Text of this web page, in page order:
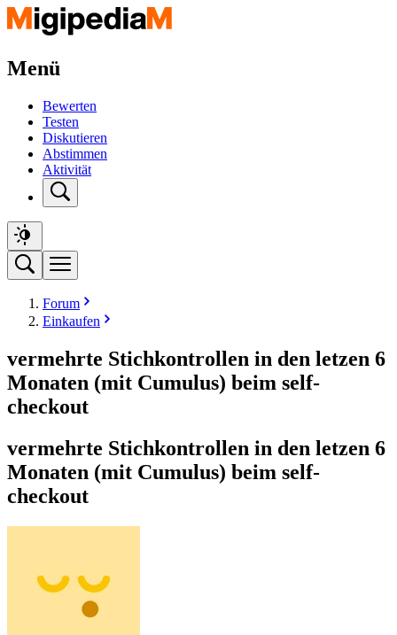
Menü
Bewerten
Testen
Diskutieren
Abstimmen
Aktivität
Forum
Einkaufen
vermehrte Stichkontrollen in den letzen 6
Monaten (mit Cumulus) beim self-
checkout
vermehrte Stichkontrollen in den letzen 6
Monaten (mit Cumulus) beim self-
checkout